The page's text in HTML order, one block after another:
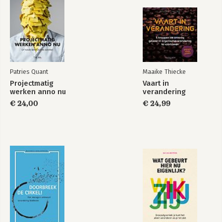
- Projectmatig werken als kerncompetentie
- Waarin verschilt projectmatig werken van ander werk?
- Intermezzo: er zijn verschillende projectaanpakken
- Wat zijn overbekende valkuilen voor projecten?
- Een ideaalbeeld van de projectenvriendelijke organisatie?
- Het integreren van de permanente organisatie met de
projectorganisatie: de PPO
4. Wat is een permanente projectenorganisatie?
- De zes PPO-processen nader bekeken
- Welke rollen onderscheiden wij?
- De verschillende rollen bekeken
- Stuurgroepen: verwarring van rollen ligt voor de hand!
6. Typologie van PPO's
- De beste PPO bestaat niet
- Een PPO is niet goed maar professioneel
- Kenmerken van de verbeterprojectenportfolio
Patries Quant
Projectmatig
werken anno nu
€ 24,00
Maaike Thiecke
Vaart in
verandering
€ 24,99